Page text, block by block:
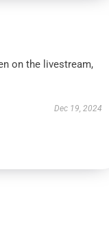
on the livestream,
Dec 19, 2024